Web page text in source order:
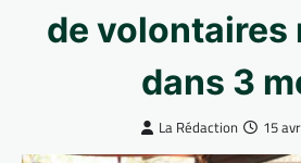
de volontaires
dans 3
La Rédaction 15